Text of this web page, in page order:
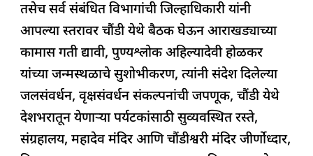
तसेच सर्व संबंधित विभागांची जिल्हाधिकारी यांनी
आपल्या स्तरावर चौंडी येथे बैठक घेऊन आराखड्याच्या
कामास गती द्यावी, पुण्यश्लोक अहिल्यादेवी होळकर
यांच्या जन्मस्थळाचे सुशोभीकरण, त्यांनी संदेश दिलेल्या
जलसंवर्धन, वृक्षसंवर्धन संकल्पनांची जपणूक, चौंडी येथे
देशभरातून येणाऱ्या पर्यटकांसाठी सुव्यवस्थित रस्ते,
संग्रहालय, महादेव मंदिर आणि चौंडीश्वरी मंदिर जीर्णोध्दार,